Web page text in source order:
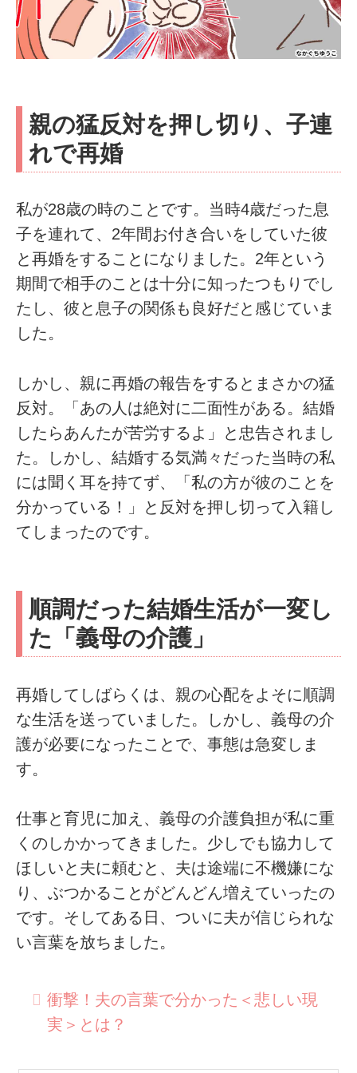
親の猛反対を押し切り、子連
れで再婚
私が28歳の時のことです。当時4歳だった息
子を連れて、2年間お付き合いをしていた彼
と再婚をすることになりました。2年という
期間で相手のことは十分に知ったつもりでし
たし、彼と息子の関係も良好だと感じていま
した。
しかし、親に再婚の報告をするとまさかの猛
反対。「あの人は絶対に二面性がある。結婚
したらあんたが苦労するよ」と忠告されまし
た。しかし、結婚する気満々だった当時の私
には聞く耳を持てず、「私の方が彼のことを
分かっている！」と反対を押し切って入籍し
てしまったのです。
順調だった結婚生活が一変し
た「義母の介護」
再婚してしばらくは、親の心配をよそに順調
な生活を送っていました。しかし、義母の介
護が必要になったことで、事態は急変しま
す。
仕事と育児に加え、義母の介護負担が私に重
くのしかかってきました。少しでも協力して
ほしいと夫に頼むと、夫は途端に不機嫌にな
り、ぶつかることがどんどん増えていったの
です。そしてある日、ついに夫が信じられな
い言葉を放ちました。
衝撃！夫の言葉で分かった＜悲しい現
実＞とは？